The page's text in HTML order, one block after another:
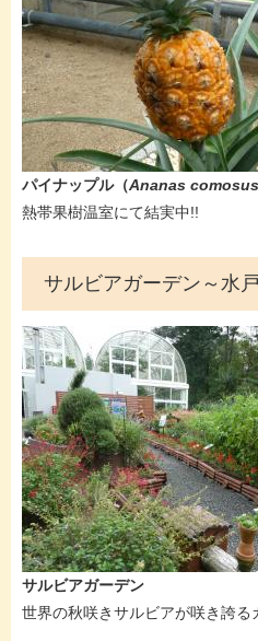
パイナップル（Ananas comosus
熱帯果樹温室にて結実中!!
サルビアガーデン～水
サルビアガーデン
世界の秋咲きサルビアが咲き誇る